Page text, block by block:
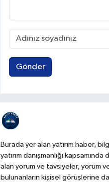
Gönder
Burada yer alan yatırım haber,
yatırım danışmanlığı
alan yorum ve tavsiyeler, yorum
bulunanların kişisel görüşlerine